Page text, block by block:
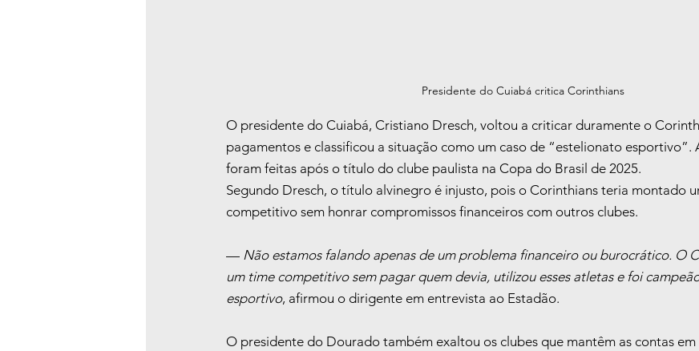
Presidente do Cuiabá critica Corinthians
O presidente do Cuiabá, Cristiano Dresch, voltou a criticar duramente o
pagamentos e classificou a situação como um caso de “estelionato esportivo”.
foram feitas após o título do clube paulista na Copa do Brasil de 2025.
Segundo Dresch, o título alvinegro é injusto, pois o Corinthians teria montado
competitivo sem honrar compromissos financeiros com outros clubes.
— Não estamos falando apenas de um problema financeiro ou burocrático. O
um time competitivo sem pagar quem devia, utilizou esses atletas e foi
esportivo, afirmou o dirigente em entrevista ao Estadão.
O presidente do Dourado também exaltou os clubes que mantêm as contas